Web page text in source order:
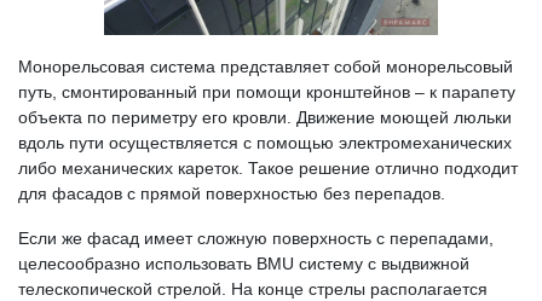
Монорельсовая система представляет собой монорельсовый
путь, смонтированный при помощи кронштейнов – к парапету
объекта по периметру его кровли. Движение моющей люльки
вдоль пути осуществляется с помощью электромеханических
либо механических кареток. Такое решение отлично подходит
для фасадов с прямой поверхностью без перепадов.
Если же фасад имеет сложную поверхность с перепадами,
целесообразно использовать BMU систему с выдвижной
телескопической стрелой. На конце стрелы располагается